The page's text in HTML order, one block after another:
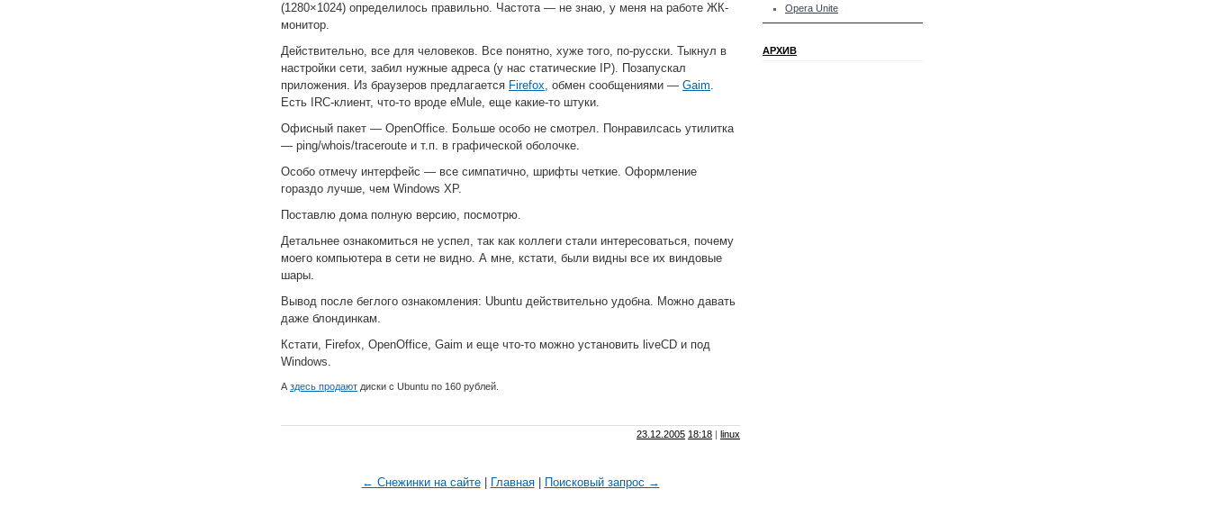
(1280×1024) определилось правильно. Частота — не знаю, у меня на работе ЖК-
монитор.
Действительно, все для человеков. Все понятно, хуже того, по-русски. Тыкнул в
настройки сети, забил нужные адреса (у нас статические IP). Позапускал
приложения. Из браузеров предлагается Firefox, обмен сообщениями — Gaim.
Есть IRC-клиент, что-то вроде eMule, еще какие-то штуки.
Офисный пакет — OpenOffice. Больше особо не смотрел. Понравилсась утилитка
— ping/whois/traceroute и т.п. в графической оболочке.
Особо отмечу интерфейс — все симпатично, шрифты четкие. Оформление
гораздо лучше, чем Windows XP.
Поставлю дома полную версию, посмотрю.
Детальнее ознакомиться не успел, так как коллеги стали интересоваться, почему
моего компьютера в сети не видно. А мне, кстати, были видны все их виндовые
шары.
Вывод после беглого ознакомления: Ubuntu действительно удобна. Можно давать
даже блондинкам.
Кстати, Firefox, OpenOffice, Gaim и еще что-то можно установить liveCD и под
Windows.
А здесь продают диски с Ubuntu по 160 рублей.
23.12.2005 18:18 | linux
← Снежинки на сайте| Главная| Поисковый запрос →
Opera Unite
АРХИВ